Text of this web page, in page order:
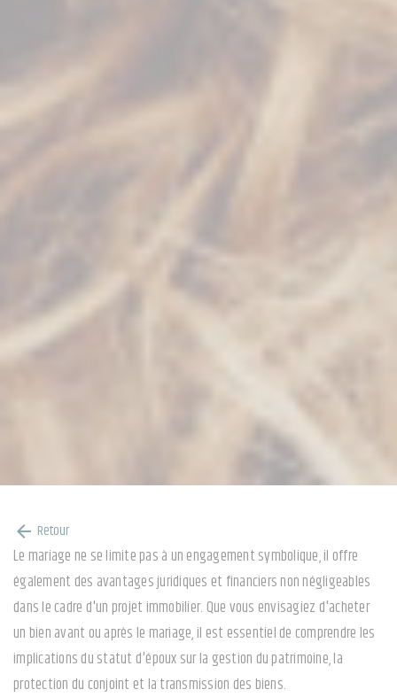
arrow_back Retour
Le mariage ne se limite pas à un engagement symbolique, il offre
également des avantages juridiques et financiers non négligeables
dans le cadre d'un projet immobilier. Que vous envisagiez d'acheter
un bien avant ou après le mariage, il est essentiel de comprendre les
implications du statut d'époux sur la gestion du patrimoine, la
protection du conjoint et la transmission des biens.